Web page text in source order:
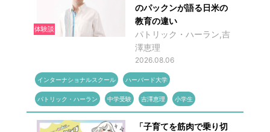
体験談
のパックンが語る日米の
教育の違い
パトリック・ハーラン,吉
澤恵理
2026.08.06
インターナショナルスクール ハーバード大学
パトリック・ハーラン 中学受験 吉澤恵理 小学生
「子育てを筋肉で乗り切